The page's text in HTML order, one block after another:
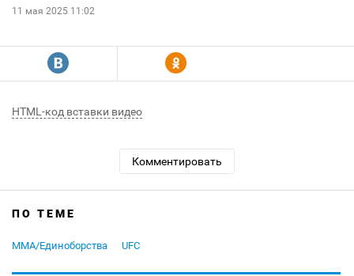
11 мая 2025 11:02
R Y
HTML-код вставки видео
Комментировать
ПО ТЕМЕ
MMA/Единоборства UFC